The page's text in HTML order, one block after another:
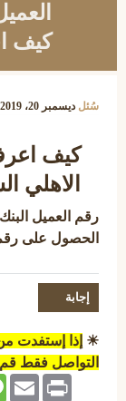
كيف
سُئل ديسمبر 20، 2019
كيف
الاهلي
رقم العميل
الحصول على
☀ إذا إستفدت
التواصل فقط
Email Print